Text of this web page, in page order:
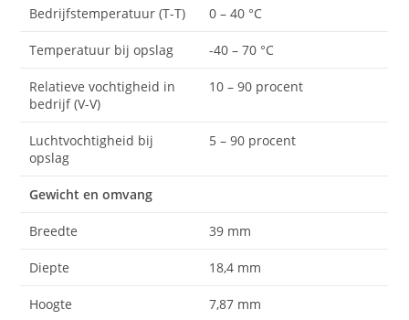
Bedrijfstemperatuur (T-T) 0 – 40 °C
Temperatuur bij opslag -40 – 70 °C
Relatieve vochtigheid in
bedrijf (V-V)
10 – 90 procent
Luchtvochtigheid bij
opslag
5 – 90 procent
Gewicht en omvang
Breedte 39 mm
Diepte 18,4 mm
Hoogte 7,87 mm